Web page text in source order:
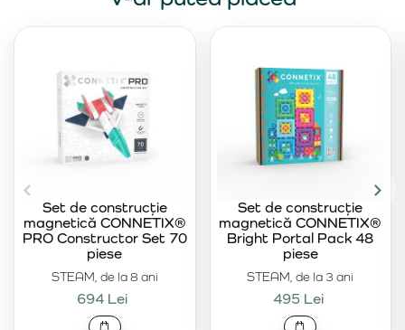
STEAM, de la 8 ani
Set de construcție
magnetică CONNETIX®
PRO Constructor Set 70
piese
694 Lei
STEAM, de la 3 ani
Set de construcție
magnetică CONNETIX®
Bright Portal Pack 48
piese
495 Lei